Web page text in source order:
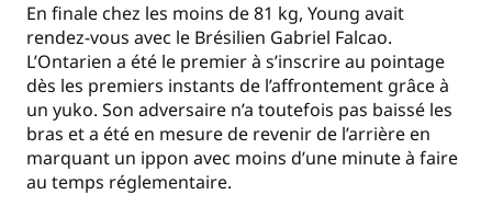
En finale chez les moins de 81 kg, Young avait
rendez-vous avec le Brésilien Gabriel Falcao.
L’Ontarien a été le premier à s’inscrire au pointage
dès les premiers instants de l’affrontement grâce à
un yuko. Son adversaire n’a toutefois pas baissé les
bras et a été en mesure de revenir de l’arrière en
marquant un ippon avec moins d’une minute à faire
au temps réglementaire.